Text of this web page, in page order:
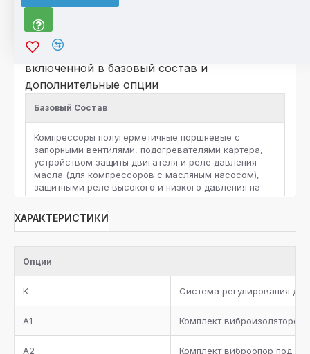
По отдельному запросу возможно
исполнение агрегатов в комплектации, не
включенной в базовый состав и
дополнительные опции
Базовый Состав
Компрессоры полугерметичные поршневые с
запорными вентилями, подогревателями картера,
устройством защиты двигателя и реле давления
масла (для компрессоров с масляным насосом),
защитными реле высокого и низкого давления на
Коллектор нагнетания
Отделитель масла с нагревателем, запорным
между масляным ресивером и коллектором
всасывания. Запорный вентиль на линию подачи
масла, электронный регулятор уровня масла на
ХАРАКТЕРИСТИКИ
Опции
K Система регулирования
A1 Комплект
A2 Комплект виброопор под